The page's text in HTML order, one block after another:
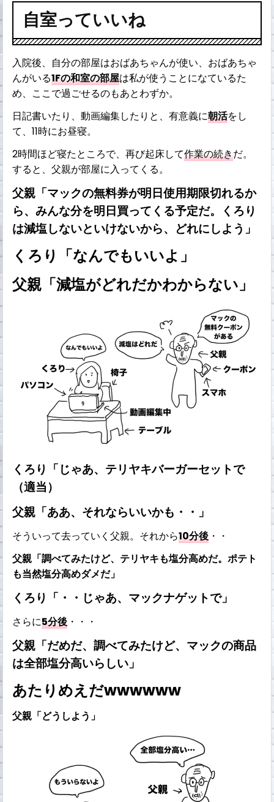
自室っていいね
入院後、自分の部屋はおばあちゃんが使い、おばあちゃ
んがいる1Fの和室の部屋は私が使うことになているた
め、ここで過ごせるのもあとわずか。
日記書いたり、動画編集したりと、有意義に朝活をし
て、11時にお昼寝。
2時間ほど寝たところで、再び起床して作業の続きだ。
すると、父親が部屋に入ってくる。
父親「マックの無料券が明日使用期限切れるか
ら、みんな分を明日買ってくる予定だ。くろり
は減塩しないといけないから、どれにしよう」
くろり「なんでもいいよ」
父親「減塩がどれだかわからない」
くろり「じゃあ、テリヤキバーガーセットで
（適当）
父親「ああ、それならいいかも・・」
そういって去っていく父親。それから10分後 ・・
父親「調べてみたけど、テリヤキも塩分高めだ。ポテト
も当然塩分高めダメだ」
くろり「・・じゃあ、マックナゲットで」
さらに5分後 ・・・
父親「だめだ、調べてみたけど、マックの商品
は全部塩分高いらしい」
あたりめえだwwwwww
父親「どうしよう」